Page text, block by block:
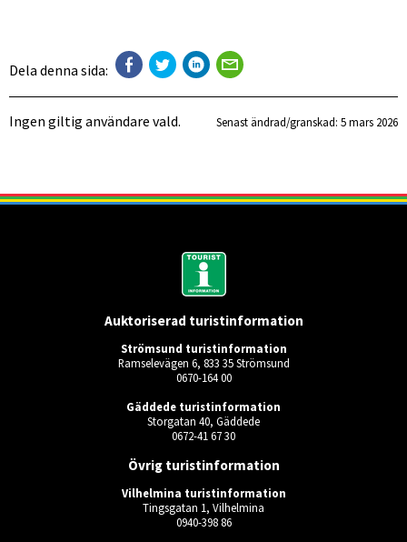
Dela denna sida:
Ingen giltig användare vald. Senast ändrad/granskad: 5 mars 2026
Auktoriserad turistinformation
Strömsund turistinformation
Ramselevägen 6, 833 35 Strömsund
0670-164 00
Gäddede turistinformation
Storgatan 40, Gäddede
0672-41 67 30
Övrig turistinformation
Vilhelmina turistinformation
Tingsgatan 1, Vilhelmina
0940-398 86